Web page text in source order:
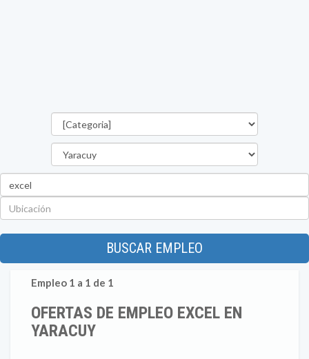
BUSCAR EMPLEO
Empleo 1 a 1 de 1
OFERTAS DE EMPLEO EXCEL EN
YARACUY